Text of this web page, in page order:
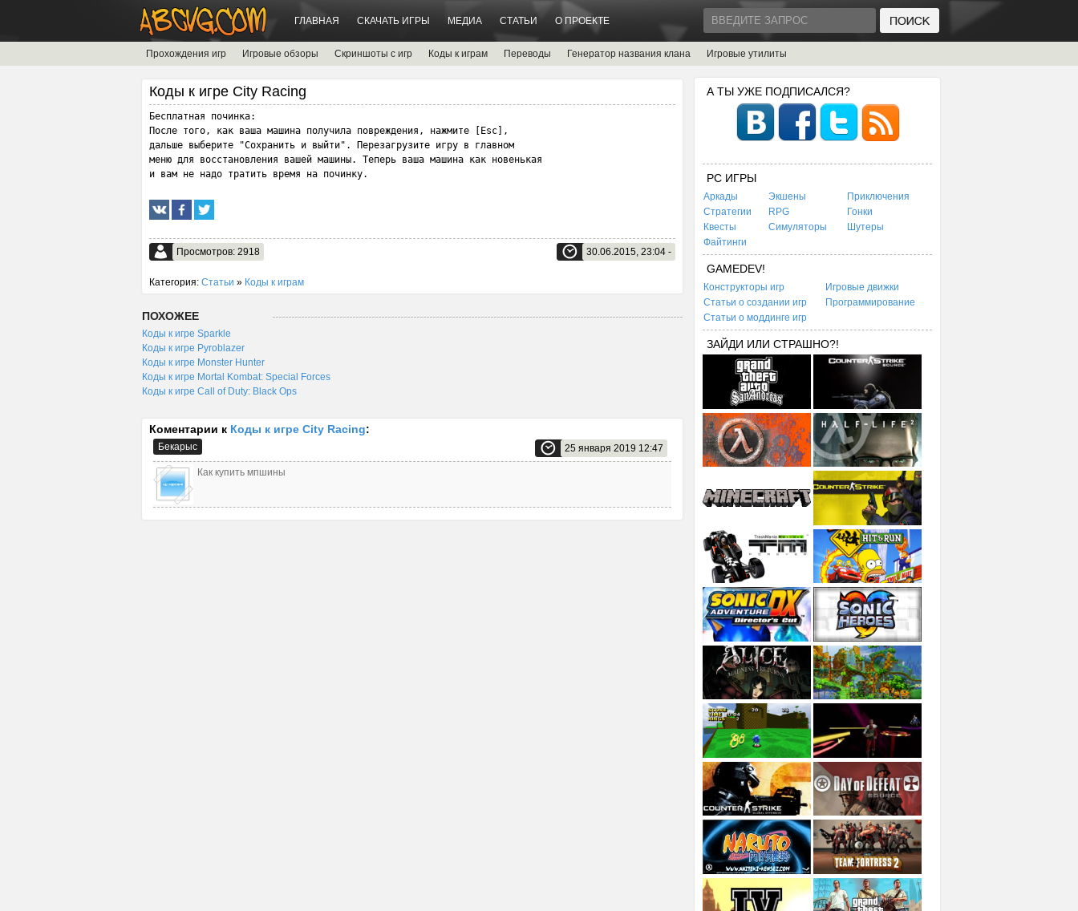
ГЛАВНАЯ СКАЧАТЬ ИГРЫ МЕДИА СТАТЬИ О ПРОЕКТЕ
Прохождения игр Игровые обзоры Скриншоты с игр Коды к играм Переводы Генератор названия клана Игровые утилиты
Коды к игре City Racing
Бесплатная починка:
После того, как ваша машина получила повреждения, нажмите [Esc],
дальше выберите "Сохранить и выйти". Перезагрузите игру в главном
меню для восстановления вашей машины. Теперь ваша машина как новенькая
и вам не надо тратить время на починку.
Просмотров: 2918 30.06.2015, 23:04 -
Категория: Статьи » Коды к играм
ПОХОЖЕЕ
Коды к игре Sparkle
Коды к игре Pyroblazer
Коды к игре Monster Hunter
Коды к игре Mortal Kombat: Special Forces
Коды к игре Call of Duty: Black Ops
Коментарии к Коды к игре City Racing:
Бекарыс 25 января 2019 12:47
Как купить мпшины
А ТЫ УЖЕ ПОДПИСАЛСЯ?
PC ИГРЫ
Аркады Экшены
Приключения
Стратегии
RPG
Гонки
Квесты
Симуляторы
Шутеры
Файтинги
GAMEDEV!
Конструкторы игр
Игровые движки
Статьи о создании игр
Программирование
Статьи о моддинге игр
ЗАЙДИ ИЛИ СТРАШНО?!